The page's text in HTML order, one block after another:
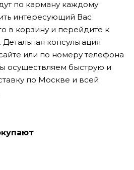
по карману каждому
интересующий Вас
в корзину и перейдите к
консультация
или по номеру телефона
осуществляем быструю и
по Москве и всей